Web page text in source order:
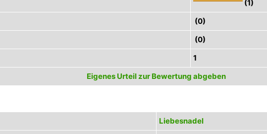
(1)
(0)
(0)
1
Eigenes Urteil zur Bewertung abgeben
Liebesnadel